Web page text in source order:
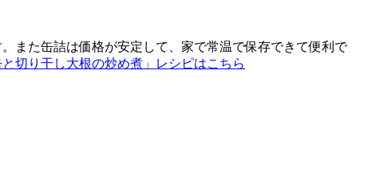
また缶詰は価格が安定して、家で常温で保存できて便利で
切り干し大根の炒め煮」レシピはこちら